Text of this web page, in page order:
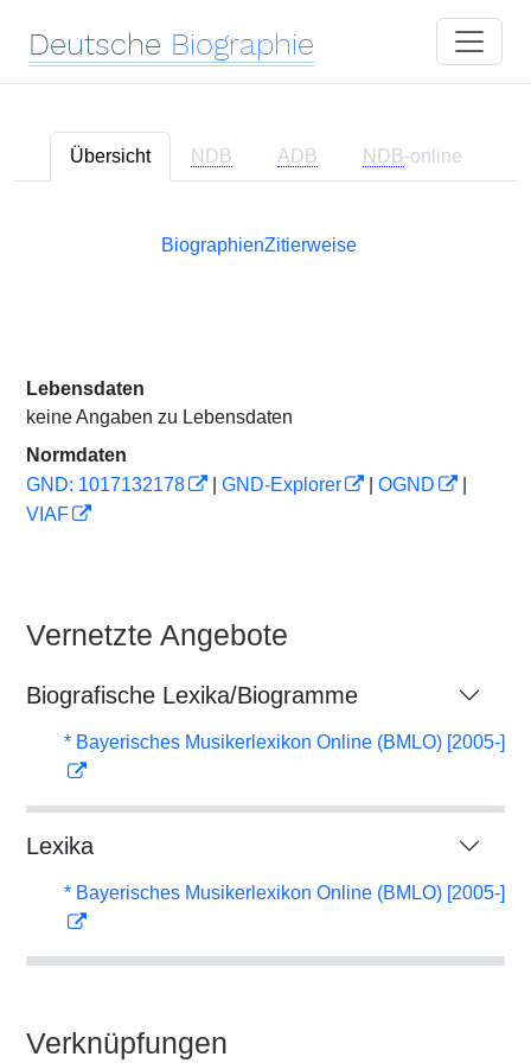
Deutsche Biographie
Übersicht NDB ADB NDB-online
BiographienZitierweise
Lebensdaten
keine Angaben zu Lebensdaten
Normdaten
GND: 1017132178
GND-Explorer OGND
VIAF
Vernetzte Angebote
Biografische Lexika/Biogramme
* Bayerisches Musikerlexikon Online (BMLO) [2005-]
Lexika
* Bayerisches Musikerlexikon Online (BMLO) [2005-]
Verknüpfungen